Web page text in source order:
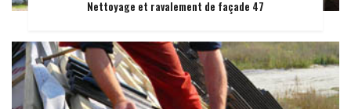
Nettoyage et ravalement de façade 47